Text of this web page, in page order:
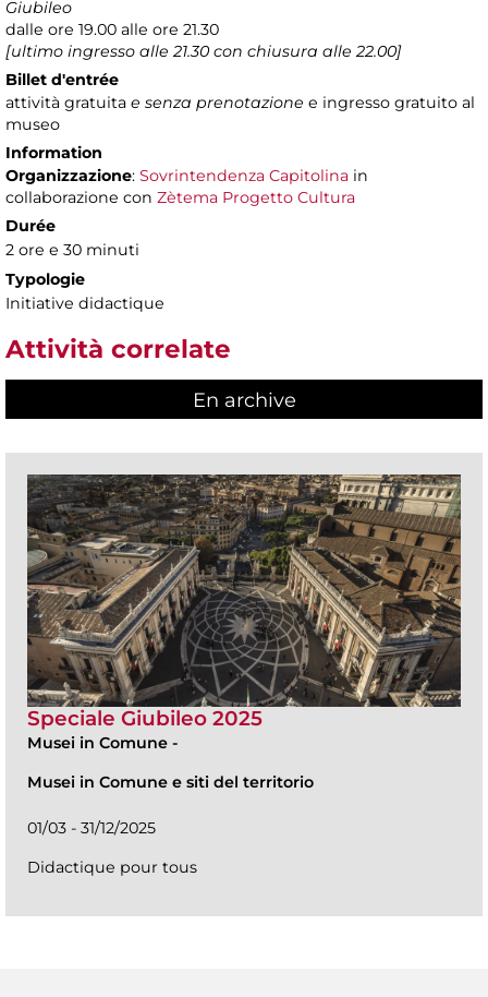
Giubileo
dalle ore 19.00 alle ore 21.30
[ultimo ingresso alle 21.30 con chiusura alle 22.00]
Billet d'entrée
attività gratuita e senza prenotazione e ingresso gratuito al
museo
Information
Organizzazione: Sovrintendenza Capitolina in
collaborazione con Zètema Progetto Cultura
Durée
2 ore e 30 minuti
Typologie
Initiative didactique
Attività correlate
En archive
Speciale Giubileo 2025
Musei in Comune -
Musei in Comune e siti del territorio
01/03 - 31/12/2025
Didactique pour tous